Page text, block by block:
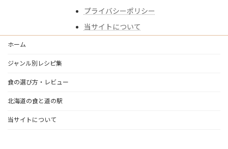
o n
プライバシーポリシー
当サイトについて
ホーム
ジャンル別レシピ集
食の選び方・レビュー
北海道の食と道の駅
当サイトについて